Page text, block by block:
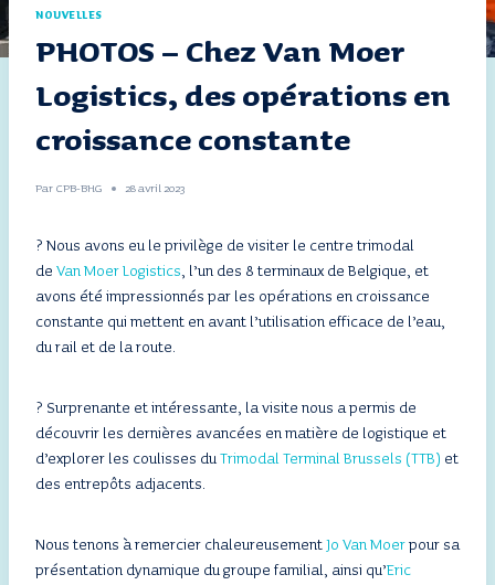
NOUVELLES
PHOTOS – Chez Van Moer
Logistics, des opérations en
croissance constante
Par CPB-BHG 28 avril 2023
? Nous avons eu le privilège de visiter le centre trimodal
de Van Moer Logistics, l’un des 8 terminaux de Belgique, et
avons été impressionnés par les opérations en croissance
constante qui mettent en avant l’utilisation efficace de l’eau,
du rail et de la route.
? Surprenante et intéressante, la visite nous a permis de
découvrir les dernières avancées en matière de logistique et
d’explorer les coulisses duTrimodal Terminal Brussels (TTB) et
des entrepôts adjacents.
Nous tenons à remercier chaleureusementJo Van Moerpour sa
présentation dynamique du groupe familial, ainsi qu’Eric